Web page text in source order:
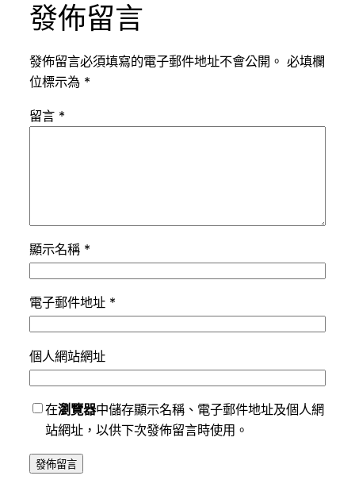
發佈留言
發佈留言必須填寫的電子郵件地址不會公開。 必填欄
位標示為 *
留言 *
顯示名稱 *
電子郵件地址 *
個人網站網址
在瀏覽器中儲存顯示名稱、電子郵件地址及個人網
站網址，以供下次發佈留言時使用。